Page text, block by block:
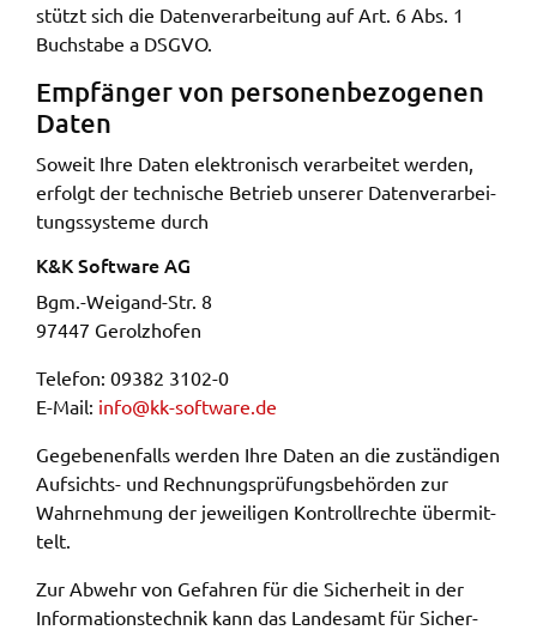
stützt sich die Daten­ver­ar­bei­tung auf Art. 6 Abs. 1
Buch­sta­be a DSGVO.
Empfän­ger von perso­nen­be­zo­ge­nen
Daten
Soweit Ihre Daten elek­tro­nisch verar­bei­tet werden,
erfolgt der tech­ni­sche Betrieb unse­rer Daten­ver­ar­bei­
tungs­sys­te­me durch
K&K Soft­ware AG
Bgm.-Weigand-Str. 8
97447 Gerolz­hofen
Tele­fon: 09382 3102-0
E-Mail: info@​kk-​software.​de
Gege­be­nen­falls werden Ihre Daten an die zustän­di­gen
Aufsichts- und Rech­nungs­prü­fungs­be­hör­den zur
Wahr­neh­mung der jewei­li­gen Kontroll­rech­te über­mit­
telt.
Zur Abwehr von Gefah­ren für die Sicher­heit in der
Infor­ma­ti­ons­tech­nik kann das Landes­amt für Sicher­